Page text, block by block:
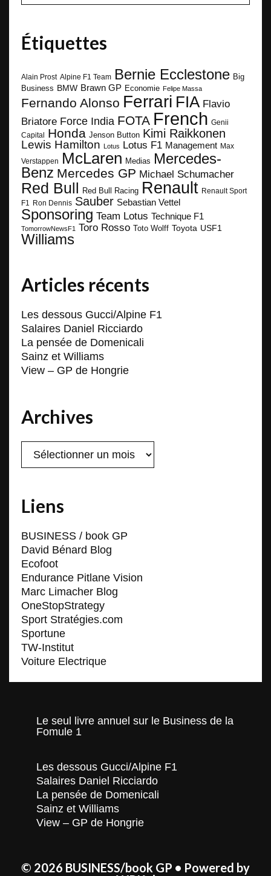
Étiquettes
Alain Prost Alpine F1 Team Bernie Ecclestone Big
Business BMW Brawn GP Economie Felipe Massa
Fernando Alonso Ferrari FIA Flavio
Briatore Force India FOTA French Genii
Capital
Honda Jenson Button Kimi Raikkonen
Lewis Hamilton Lotus Lotus F1 Management Max
Verstappen McLaren Medias
Mercedes-
Benz Mercedes GP Michael Schumacher
Red Bull Red Bull Racing Renault Renault Sport
F1 Ron Dennis Sauber Sebastian Vettel
Sponsoring Team Lotus Technique F1
TomorrowNewsF1 Toro Rosso Toto Wolff Toyota USF1
Williams
Articles récents
Les dessous Gucci/Alpine F1
Salaires Daniel Ricciardo
La pensée de Domenicali
Sainz et Williams
View – GP de Hongrie
Archives
Liens
BUSINESS / book GP
David Bénard Blog
Ecofoot
Endurance Pitlane Vision
Marc Limacher Blog
OneStopStrategy
Sport Stratégies.com
Sportune
TW-Institut
Voiture Electrique
Le seul livre annuel sur le Business de la
Fomule 1
Les dessous Gucci/Alpine F1
Salaires Daniel Ricciardo
La pensée de Domenicali
Sainz et Williams
View – GP de Hongrie
© 2026 BUSINESS/book GP • Powered by